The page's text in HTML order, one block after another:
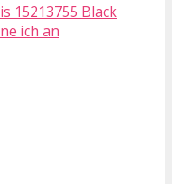
15213755 Black
ich an